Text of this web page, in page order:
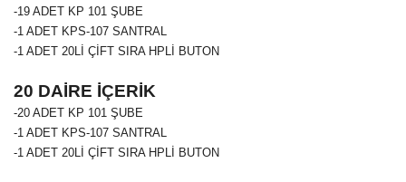
-19 ADET KP 101 ŞUBE
-1 ADET KPS-107 SANTRAL
-1 ADET 20Lİ ÇİFT SIRA HPLİ BUTON
20 DAİRE İÇERİK
-20 ADET KP 101 ŞUBE
-1 ADET KPS-107 SANTRAL
-1 ADET 20Lİ ÇİFT SIRA HPLİ BUTON